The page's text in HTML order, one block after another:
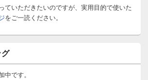
ていただきたいのですが、実用目的で使いた
をご一読ください。
です。